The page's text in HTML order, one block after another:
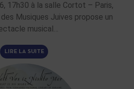
17h30 à la salle Cortot – Paris,
Musiques Juives propose un
musical…
LIRE LA SUITE